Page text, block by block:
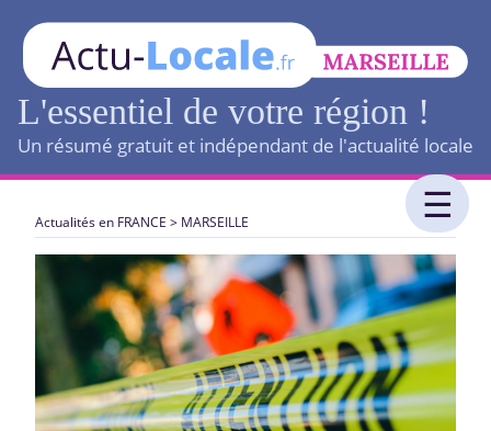
L'essentiel de votre région !
Un résumé gratuit et indépendant de l'actualité locale
Actualités en FRANCE > MARSEILLE